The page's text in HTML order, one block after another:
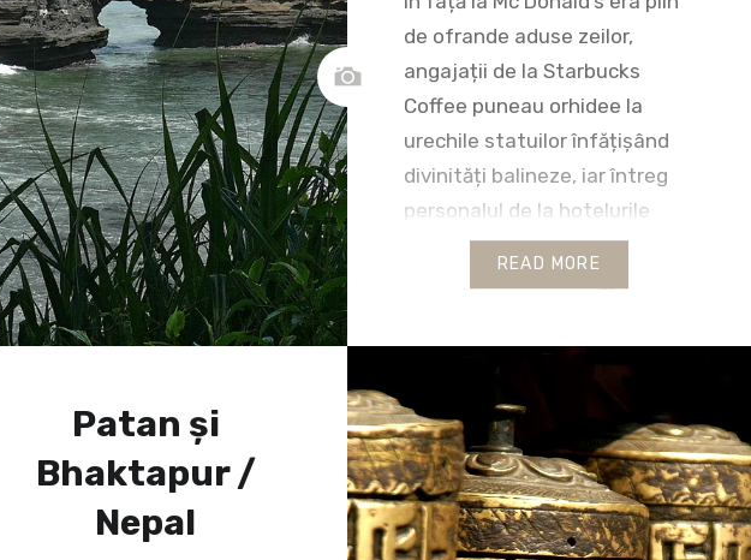
de ofrande aduse zeilor,
angajații de la Starbucks
Coffee puneau orhidee la
urechile statuilor înfățișând
divinități balineze, iar întreg
personalul de la hotelurile
Discovery și Mariott defila
aerul decontractat al
oamenilor, muzica vioaie și
zâmbetele de pe fețele lor
că…
READ MORE
Patan și
Bhaktapur /
Nepal